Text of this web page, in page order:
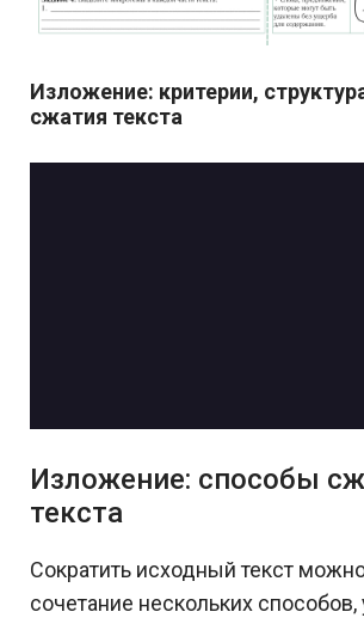
Изложение: критерии,
сжатия текста
Изложение: способы
текста
Сократить исходный текст
сочетание нескольких способов,